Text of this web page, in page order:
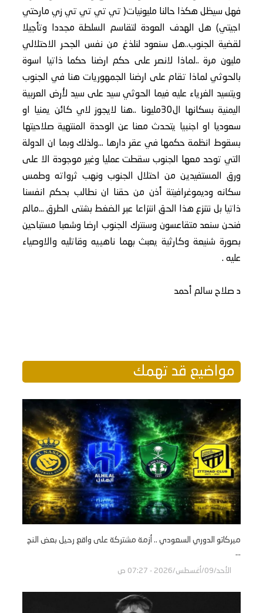
فهل سيظل هكذا حالنا مليونيات( تي تي تي تي زي مارحتي
اجيتي) هل الهدف العودة لتقاسم السلطة مجددا وتأجيلا
لقضية الجنوب..هل سنعود لنلذغ من نفس الجحر الاحتلالي
مليون مرة ..لماذا لانصر على حكم ارضنا حكما ذاتيا اسوة
بالحوثي لماذا تقام على ارضنا الجمهوريات هنا في الجنوب
ويتسيد الغرياء عليه فيما الحوثي سيد على سيد لأرض العربية
اليمنية بسكانها ال30مليونا ..هنا لايجوز لاي كائن يمنيا او
سعوديا او اجنبيا يتحدث معنا عن الوحدة المنتهية صلاحيتها
بسقوط انظمة حكمها في عقر دارها ...ولذلك وبما ان الدولة
التي توحد معها الجنوب سقطت عمليا وغير موجودة الا على
ورق المستفيدين من احتلال الجنوب ونهب ثرواته وطمس
سكانه وديموغرافيتة أذن من حقنا ان نطالب بحكم انفسنا
ذاتيا بل نتنزع هذا الحق انتزاعا عبر الضغط بشتى الطرق ...مالم
فنحن سنعد متقاعسون وسنترك الجنوب ارضا وشعبا مستباحين
بصورة شنيعة وكارثية يعبث بهما ناهييه وقاتليه والاوصياء
عليه .
د صلاح سالم أحمد
مواضيع قد تهمك
ميركاتو الدوري السعودي .. أزمة مشتركة على واقع رحيل بعض النج
...
الأحد/09/أغسطس/2026 - 07:27 ص